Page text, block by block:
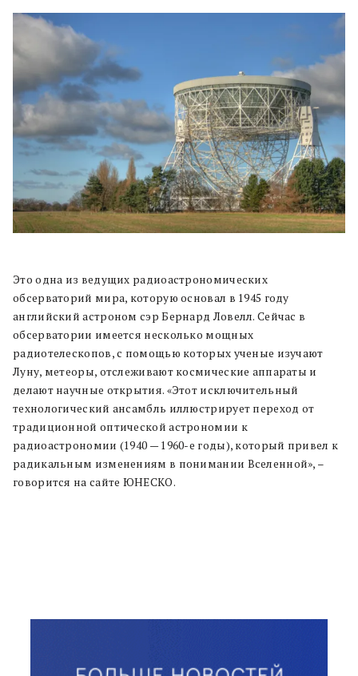
Это одна из ведущих радиоастрономических
обсерваторий мира, которую основал в 1945 году
английский астроном сэр Бернард Ловелл. Сейчас в
обсерватории имеется несколько мощных
радиотелескопов, с помощью которых ученые изучают
Луну, метеоры, отслеживают космические аппараты и
делают научные открытия. «Этот исключительный
технологический ансамбль иллюстрирует переход от
традиционной оптической астрономии к
радиоастрономии (1940 — 1960-е годы), который привел к
радикальным изменениям в понимании Вселенной», –
говорится на сайте ЮНЕСКО.